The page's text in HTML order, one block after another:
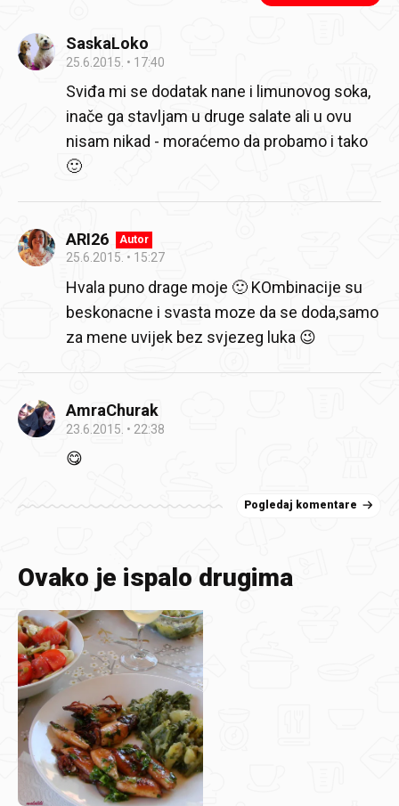
SaskaLoko
25.6.2015. 17:40
Sviđa mi se dodatak nane i limunovog soka,
inače ga stavljam u druge salate ali u ovu
nisam nikad - moraćemo da probamo i tako
🙂
ARI26 Autor
25.6.2015. 15:27
Hvala puno drage moje 🙂 KOmbinacije su
beskonacne i svasta moze da se doda,samo
za mene uvijek bez svjezeg luka 😉
AmraChurak
23.6.2015. 22:38
😋
Pogledaj komentare
Ovako je ispalo drugima